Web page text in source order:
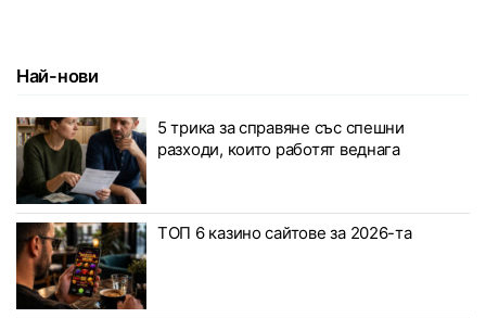
Най-нови
5 трика за справяне със спешни
разходи, които работят веднага
ТОП 6 казино сайтове за 2026-та